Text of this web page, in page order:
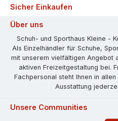
Sicher Einkaufen
Über uns
Schuh- und Sporthaus Kleine -
Als Einzelhändler für Schuhe,
mit unserem vielfältigen Angebot
aktiven Freizeitgestaltung bei.
Fachpersonal steht Ihnen in
Ausstattung
Unsere Communities